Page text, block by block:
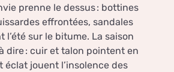
prenne le dessus : bottines
effrontées, sandales
sur le bitume. La saison
dire : cuir et talon pointent en
éclat jouent l’insolence des